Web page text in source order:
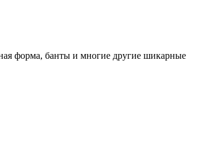
форма, банты и многие другие шикарные